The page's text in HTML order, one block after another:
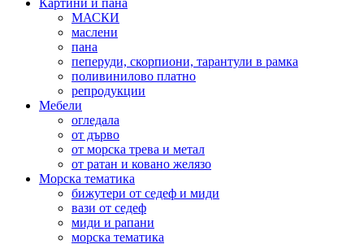
Картини и пана
МАСКИ
маслени
пана
пеперуди, скорпиони, тарантули в рамка
поливинилово платно
репродукции
Мебели
огледала
от дърво
от морска трева и метал
от ратан и ковано желязо
Морска тематика
бижутери от седеф и миди
вази от седеф
миди и рапани
морска тематика